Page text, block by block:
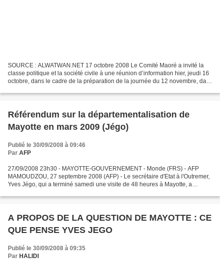
SOURCE : ALWATWAN.NET 17 octobre 2008 Le Comité Maoré a invité la
classe politique et la société civile à une réunion d’information hier, jeudi 16
octobre, dans le cadre de la préparation de la journée du 12 novembre, date
Référendum sur la départementalisation de
Mayotte en mars 2009 (Jégo)
Publié le 30/09/2008 à 09:46
Par AFP
27/09/2008 23h30 - MAYOTTE-GOUVERNEMENT - Monde (FRS) - AFP
MAMOUDZOU, 27 septembre 2008 (AFP) - Le secrétaire d'Etat à l'Outremer,
Yves Jégo, qui a terminé samedi une visite de 48 heures à Mayotte, a
A PROPOS DE LA QUESTION DE MAYOTTE : CE
QUE PENSE YVES JEGO
Publié le 30/09/2008 à 09:35
Par HALIDI